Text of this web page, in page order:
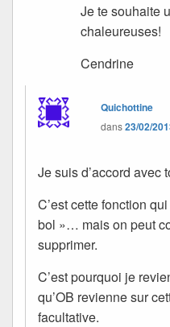
Je te souhaite
chaleureuses!
Cendrine
Quichottine
dans23/02/
Je suis d’accord avec
C’est cette fonction
bol »… mais on peut
supprimer.
C’est pourquoi je
qu’OB revienne sur
facultative.